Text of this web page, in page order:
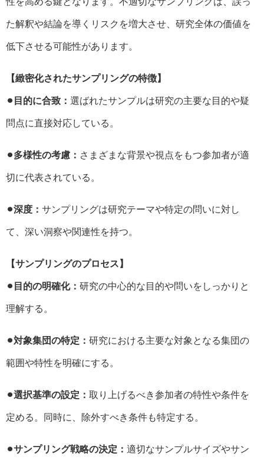
た解釈や結論を導くリスクを増大させ、研究全体の価値を
低下させる可能性があります。
【緻密化されたサンプリングの特徴】
⚫︎目的に合致： 選ばれたサンプルは研究の主要な目的や疑
問点に直接対応している。
⚫︎多様性の考慮： さまざまな背景や視点をもつ参加者が適
切に代表されている。
⚫︎深度： サンプリングは研究テーマや特定の問いに対し
て、深い洞察や関連性を持つ。
【サンプリングのプロセス】
⚫︎目的の明確化： 研究の中心的な目的や問いをしっかりと
理解する。
⚫︎対象集団の特定： 研究における主要な対象となる集団の
範囲や特性を明確にする。
⚫︎選択基準の設定： 取り上げるべき参加者の特性や条件を
定める。同時に、除外すべき条件も特定する。
⚫︎サンプリング戦略の決定： 適切なサンプルサイズやサン